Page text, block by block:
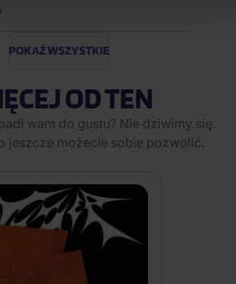
POKAŻ WSZYSTKIE
OD TEN
wam do gustu? Nie dziwimy się.
jeszcze możecie sobie pozwolić.